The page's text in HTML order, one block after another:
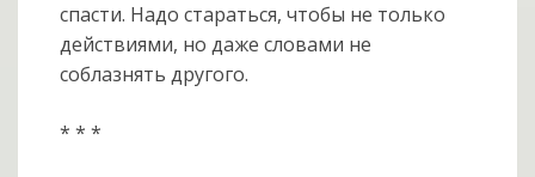
спасти. Надо стараться, чтобы не только
действиями, но даже словами не
соблазнять другого.
* * *